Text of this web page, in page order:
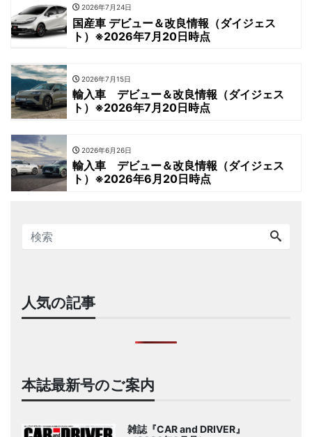
2026年7月24日
国産車 デビュー＆改良情報（ダイジェス
ト）※2026年7月20日時点
2026年7月15日
輸入車 デビュー＆改良情報（ダイジェス
ト）※2026年7月20日時点
2026年6月26日
輸入車 デビュー＆改良情報（ダイジェス
ト）※2026年6月20日時点
人気の記事
本誌最新号のご案内
雑誌『CAR and DRIVER』